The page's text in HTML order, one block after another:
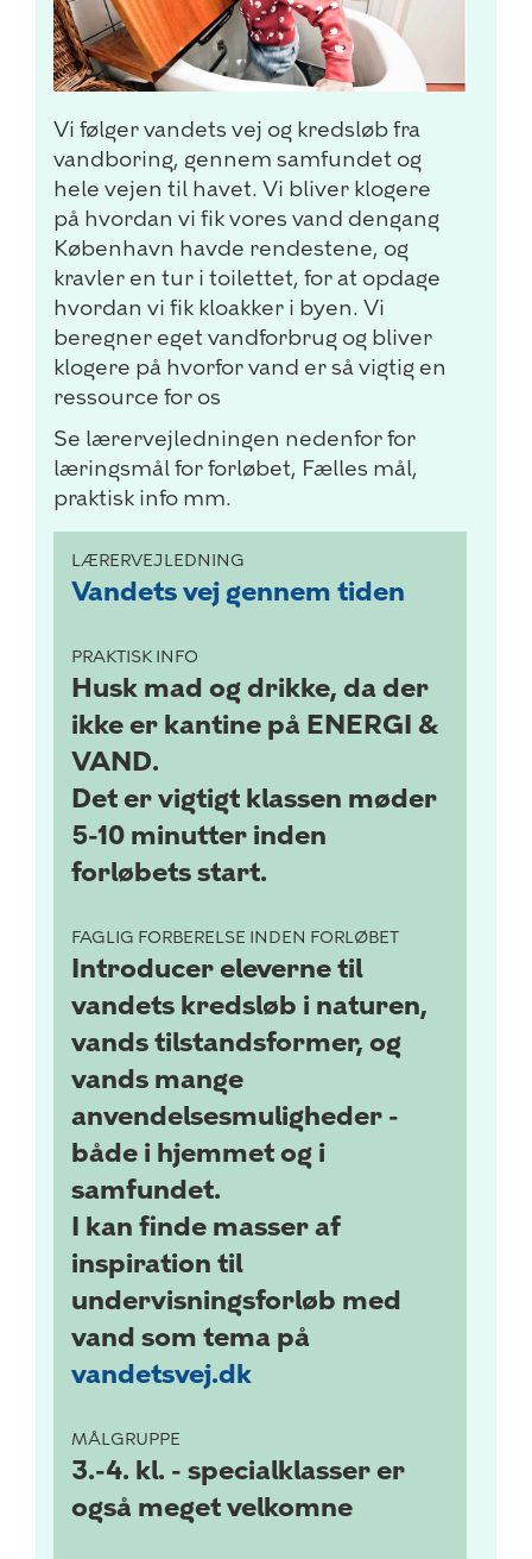
Vi følger vandets vej og kredsløb fra
vandboring, gennem samfundet og
hele vejen til havet. Vi bliver klogere
på hvordan vi fik vores vand dengang
København havde rendestene, og
kravler en tur i toilettet, for at opdage
hvordan vi fik kloakker i byen. Vi
beregner eget vandforbrug og bliver
klogere på hvorfor vand er så vigtig en
ressource for os
Se lærervejledningen nedenfor for
læringsmål for forløbet, Fælles mål,
praktisk info mm.
LÆRERVEJLEDNING
Vandets vej gennem tiden
PRAKTISK INFO
Husk mad og drikke, da der
ikke er kantine på ENERGI &
VAND.
Det er vigtigt klassen møder
5-10 minutter inden
forløbets start.
FAGLIG FORBERELSE INDEN FORLØBET
Introducer eleverne til
vandets kredsløb i naturen,
vands tilstandsformer, og
vands mange
anvendelsesmuligheder -
både i hjemmet og i
samfundet.
I kan finde masser af
inspiration til
undervisningsforløb med
vand som tema på
vandetsvej.dk
MÅLGRUPPE
3.-4. kl. - specialklasser er
også meget velkomne